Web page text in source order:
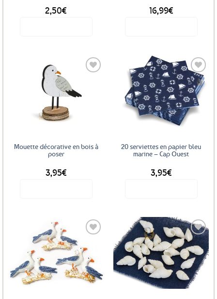
2,50€ 16,99€
Ajouter
Mouette décorative en bois à
poser
3,95€
Ajouter
aux
favoris
20 serviettes en papier bleu
marine – Cap Ouest
3,95€
Ajouter
aux
favoris
Ajouter
aux
favoris